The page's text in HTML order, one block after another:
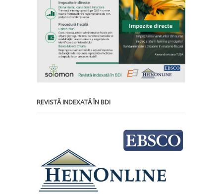
REVISTĂ INDEXATĂ ÎN BDI